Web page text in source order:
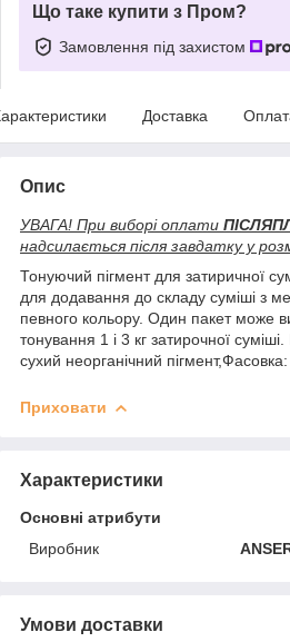
Що таке купити з Пром?
Замовлення під захистом
Доставка
Опис
УВАГА! При виборі оплати
надсилається після завдатку у
Тонуючий пігмент для затиричної
для додавання до складу суміші з
певного кольору. Один пакет може
тонування 1 і 3 кг затирочної
сухий неорганічний пігмент,Фасовка:
Приховати
Характеристики
Основні атрибути
Виробник
Умови доставки